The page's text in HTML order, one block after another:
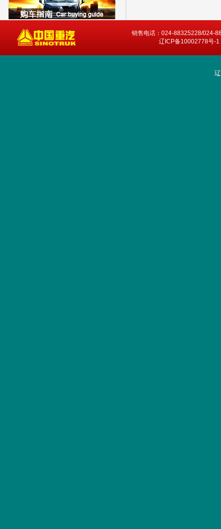
销售电话：024-88325228/024-
辽ICP备10002778号-1